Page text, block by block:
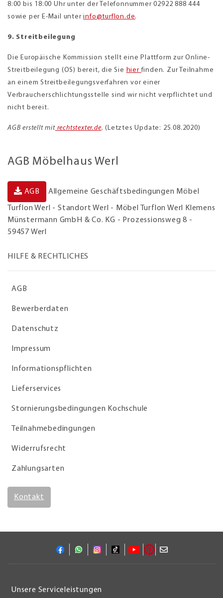
HILFE & RECHTLICHES
AGB
Bewerberdaten
Datenschutz
Impressum
Informationspflichten
Lieferservices
Stornierungsbedingungen Kochschule
Teilnahmebedingungen
Widerrufsrecht
Zahlungsarten
Kontakt
8:00 bis 18:00 Uhr unter der Telefonnummer 02922 888 444
sowie per E-Mail unterinfo@turflon.de.
9. Streitbeilegung
Die Europäische Kommission stellt eine Plattform zur Online-
Streitbeilegung (OS) bereit, die Sie hierfinden. Zur Teilnahme
an einem Streitbeilegungsverfahren vor einer
Verbraucherschlichtungsstelle sind wir nicht verpflichtet und
nicht bereit.
AGB erstellt mitrechtstexter.de. (Letztes Update: 25.08.2020)
AGB Möbelhaus Werl
AGB Allgemeine Geschäftsbedingungen Möbel
Turflon Werl - Standort Werl - Möbel Turflon Werl Klemens
Münstermann GmbH & Co. KG - Prozessionsweg 8 -
59457 Werl
Unsere Serviceleistungen